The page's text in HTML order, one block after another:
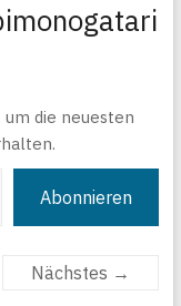
die neuesten
Abonnieren
Nächstes →